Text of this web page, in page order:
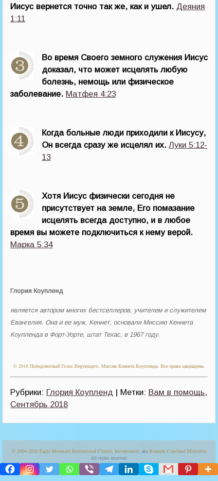
Иисус вернется точно так же, как и ушел. Деяния
1:11
Во время Своего земного служения Иисус
доказал, что может исцелять любую
болезнь, немощь или физическое
заболевание. Матфея 4:23
Когда больные люди приходили к Иисусу,
Он всегда сразу же исцелял их. Луки 5:12-
13
Хотя Иисус физически сегодня не
присутствует на земле, Его помазание
исцелять всегда доступно, и в любое
время вы можете подключиться к нему верой.
Марка 5:34
Глория Коупленд
является автором многих бестселлеров, учителем и служителем
Евангелия. Она и ее муж, Кеннет, основали Миссию Кеннета
Коупленда в Форт-Уорте, штат Техас, в 1967 году.
© 2018 Победоносный Голос Верующего. Миссия Кеннета Коупленда. Все права защищены.
Рубрики: Глория Коупленд | Метки: Вам в помощь,
Сентябрь 2018
© 2004-2026 Eagle Mountain International Church, Incorporated, aka Kenneth Copeland Ministries
All rights reserved.